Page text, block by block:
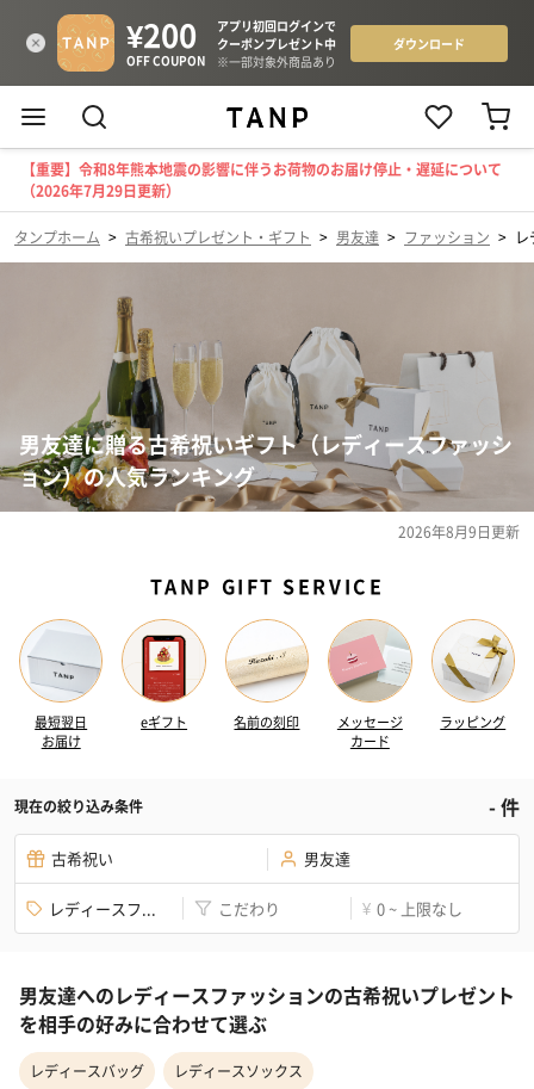
【重要】令和8年熊本地震の影響に伴うお荷物のお届け停止・遅延について
（2026年7月29日更新）
タンプホーム > 古希祝いプレゼント・ギフト > 男友達 > ファッション >
男友達に贈る古希祝いギフト（レディースファッシ
ョン）の人気ランキング
2026年8月9日更新
TANP GIFT SERVICE
最短翌日
お届け
eギフト 名前の刻印
メッセージ
カード
ラッピング
現在の絞り込み条件 -件
古希祝い 男友達
レディースフ... こだわり ¥ 0 ~ 上限なし
男友達へのレディースファッションの古希祝いプレゼント
を相手の好みに合わせて選ぶ
レディースバッグ レディースソックス